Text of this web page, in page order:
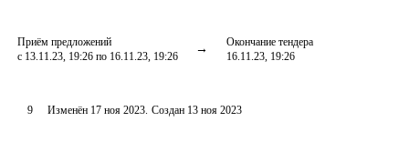
Приём предложений
с 13.11.23, 19:26 по 16.11.23, 19:26
Окончание тендера
16.11.23, 19:26
9 Изменён 17 ноя 2023. Создан 13 ноя 2023